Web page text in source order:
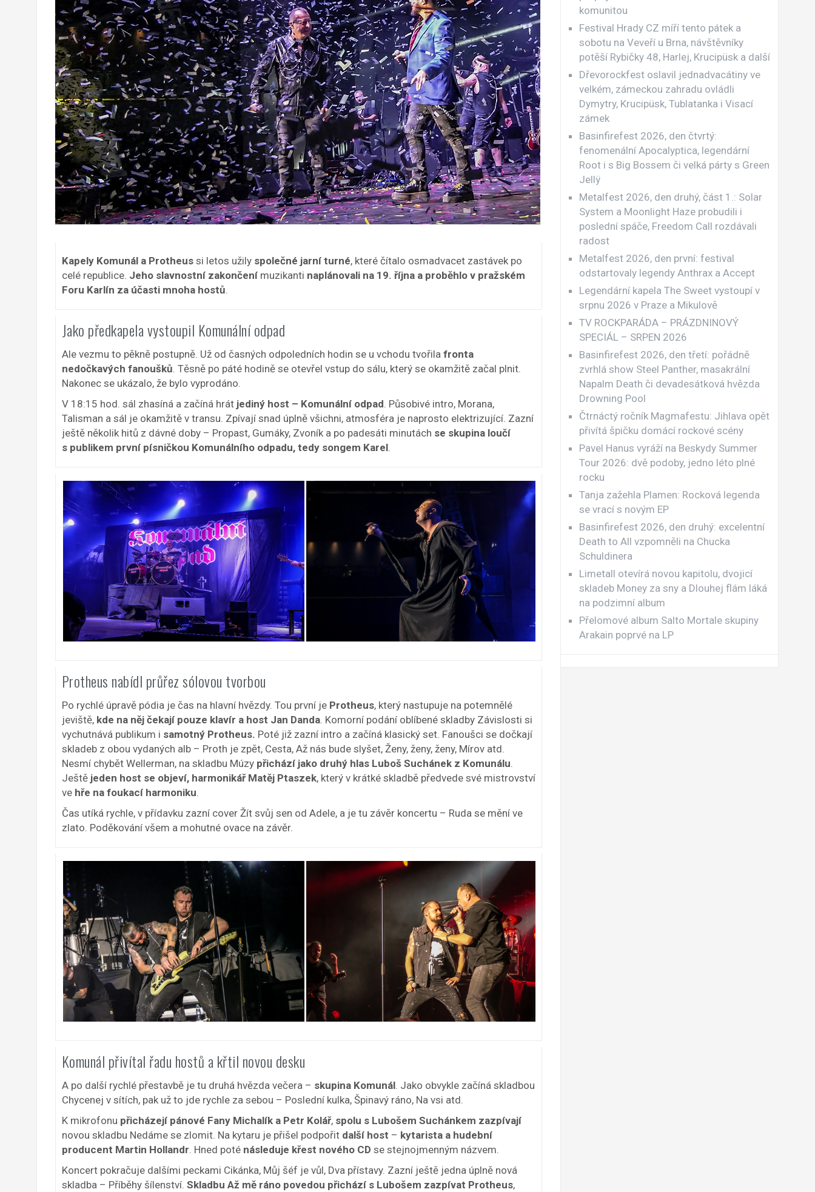
Kapely Komunál a Protheussi letos užily společné jarní turné, které čítalo osmadvacet zastávek po
celé republice. Jeho slavnostní zakončenímuzikanti naplánovali na 19. října a proběhlo v pražském
Foru Karlín za účasti mnoha hostů.
Jako předkapela vystoupil Komunální odpad
Ale vezmu to pěkně postupně. Už od časných odpoledních hodin se u vchodu tvořila fronta
nedočkavých fanoušků. Těsně po páté hodině se otevřel vstup do sálu, který se okamžitě začal plnit.
Nakonec se ukázalo, že bylo vyprodáno.
V 18:15 hod. sál zhasíná a začíná hrát jediný host – Komunální odpad. Působivé intro, Morana,
Talisman a sál je okamžitě v transu. Zpívají snad úplně všichni, atmosféra je naprosto elektrizující. Zazní
ještě několik hitů z dávné doby – Propast, Gumáky, Zvoník a po padesáti minutách se skupina loučí
s publikem první písničkou Komunálního odpadu, tedy songem Karel.
Protheus nabídl průřez sólovou tvorbou
Po rychlé úpravě pódia je čas na hlavní hvězdy. Tou první je Protheus, který nastupuje na potemnělé
jeviště, kde na něj čekají pouze klavír a host Jan Danda. Komorní podání oblíbené skladby Závislosti si
vychutnává publikum i samotný Protheus. Poté již zazní intro a začíná klasický set. Fanoušci se dočkají
skladeb z obou vydaných alb – Proth je zpět, Cesta, Až nás bude slyšet, Ženy, ženy, ženy, Mírov atd.
Nesmí chybět Wellerman, na skladbu Múzy přichází jako druhý hlas Luboš Suchánek z Komunálu.
Ještě jeden host se objeví, harmonikář Matěj Ptaszek, který v krátké skladbě předvede své mistrovství
ve hře na foukací harmoniku.
Čas utíká rychle, v přídavku zazní cover Žít svůj sen od Adele, a je tu závěr koncertu – Ruda se mění ve
zlato. Poděkování všem a mohutné ovace na závěr.
Komunál přivítal řadu hostů a křtil novou desku
A po další rychlé přestavbě je tu druhá hvězda večera – skupina Komunál. Jako obvykle začíná skladbou
Chycenej v sítích, pak už to jde rychle za sebou – Poslední kulka, Špinavý ráno, Na vsi atd.
K mikrofonu přicházejí pánové Fany Michalík a Petr Kolář, spolu s Lubošem Suchánkem zazpívají
novou skladbu Nedáme se zlomit. Na kytaru je přišel podpořit další host – kytarista a hudební
producent Martin Hollandr. Hned poté následuje křest nového CD se stejnojmenným názvem.
Koncert pokračuje dalšími peckami Cikánka, Můj šéf je vůl, Dva přístavy. Zazní ještě jedna úplně nová
skladba – Příběhy šílenství. Skladbu Až mě ráno povedou přichází s Lubošem zazpívat Protheus,
komunitou
Festival Hrady CZ míří tento pátek a
sobotu na Veveří u Brna, návštěvníky
potěší Rybičky 48, Harlej, Krucipüsk a další
Dřevorockfest oslavil jednadvacátiny ve
velkém, zámeckou zahradu ovládli
Dymytry, Krucipüsk, Tublatanka i Visací
zámek
Basinfirefest 2026, den čtvrtý:
fenomenální Apocalyptica, legendární
Root i s Big Bossem či velká párty s Green
Jellÿ
Metalfest 2026, den druhý, část 1.: Solar
System a Moonlight Haze probudili i
poslední spáče, Freedom Call rozdávali
radost
Metalfest 2026, den první: festival
odstartovaly legendy Anthrax a Accept
Legendární kapela The Sweet vystoupí v
srpnu 2026 v Praze a Mikulově
TV ROCKPARÁDA – PRÁZDNINOVÝ
SPECIÁL – SRPEN 2026
Basinfirefest 2026, den třetí: pořádně
zvrhlá show Steel Panther, masakrální
Napalm Death či devadesátková hvězda
Drowning Pool
Čtrnáctý ročník Magmafestu: Jihlava opět
přivítá špičku domácí rockové scény
Pavel Hanus vyráží na Beskydy Summer
Tour 2026: dvě podoby, jedno léto plné
rocku
Tanja zažehla Plamen: Rocková legenda
se vrací s novým EP
Basinfirefest 2026, den druhý: excelentní
Death to All vzpomněli na Chucka
Schuldinera
Limetall otevírá novou kapitolu, dvojicí
skladeb Money za sny a Dlouhej flám láká
na podzimní album
Přelomové album Salto Mortale skupiny
Arakain poprvé na LP